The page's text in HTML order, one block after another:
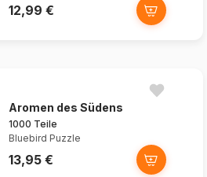
12,99 €
Aromen des Südens
1000 Teile
Bluebird Puzzle
13,95 €